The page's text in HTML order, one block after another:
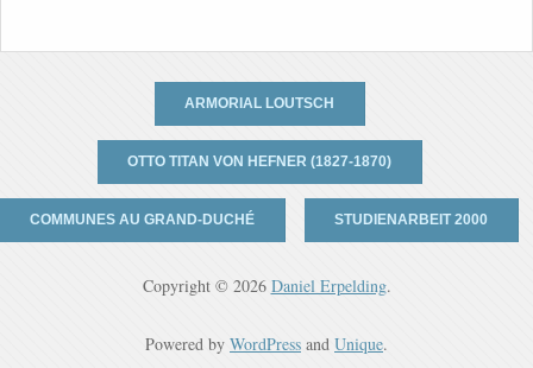
ARMORIAL LOUTSCH
OTTO TITAN VON HEFNER (1827-1870)
COMMUNES AU GRAND-DUCHÉ STUDIENARBEIT 2000
Copyright © 2026 Daniel Erpelding.
Powered by WordPress and Unique.